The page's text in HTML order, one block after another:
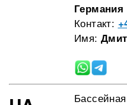
Германия
Контакт:
Имя: